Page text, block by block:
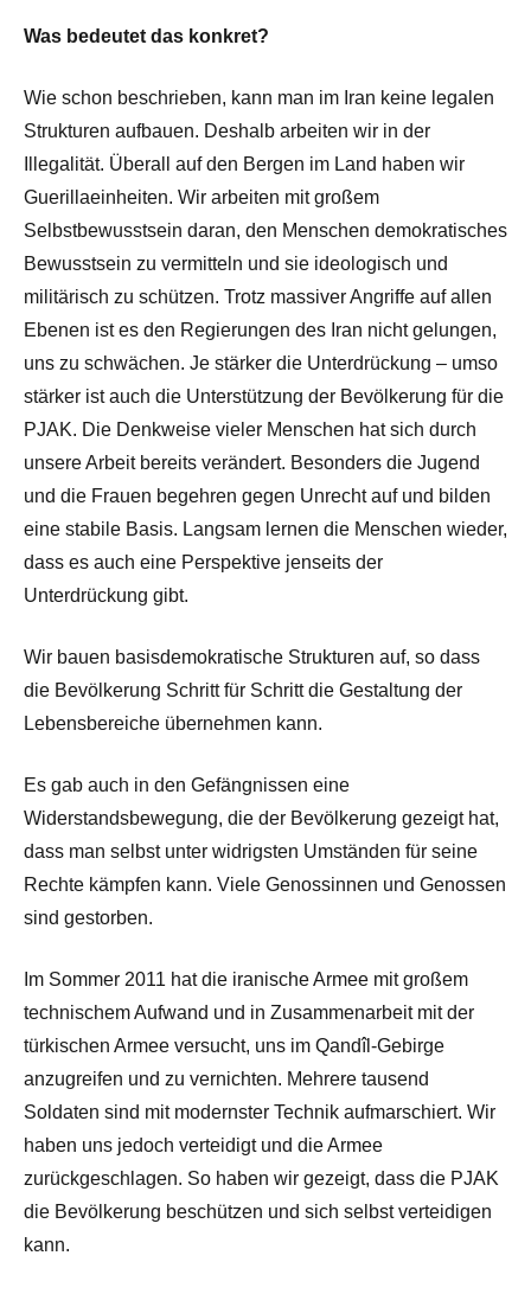
Was bedeutet das konkret?
Wie schon beschrieben, kann man im Iran keine legalen
Strukturen aufbauen. Deshalb arbeiten wir in der
Illegalität. Überall auf den Bergen im Land haben wir
Guerillaeinheiten. Wir arbeiten mit großem
Selbstbewusstsein daran, den Menschen demokratisches
Bewusstsein zu vermitteln und sie ideologisch und
militärisch zu schützen. Trotz massiver Angriffe auf allen
Ebenen ist es den Regierungen des Iran nicht gelungen,
uns zu schwächen. Je stärker die Unterdrückung – umso
stärker ist auch die Unterstützung der Bevölkerung für die
PJAK. Die Denkweise vieler Menschen hat sich durch
unsere Arbeit bereits verändert. Besonders die Jugend
und die Frauen begehren gegen Unrecht auf und bilden
eine stabile Basis. Langsam lernen die Menschen wieder,
dass es auch eine Perspektive jenseits der
Unterdrückung gibt.
Wir bauen basisdemokratische Strukturen auf, so dass
die Bevölkerung Schritt für Schritt die Gestaltung der
Lebensbereiche übernehmen kann.
Es gab auch in den Gefängnissen eine
Widerstandsbewegung, die der Bevölkerung gezeigt hat,
dass man selbst unter widrigsten Umständen für seine
Rechte kämpfen kann. Viele Genossinnen und Genossen
sind gestorben.
Im Sommer 2011 hat die iranische Armee mit großem
technischem Aufwand und in Zusammenarbeit mit der
türkischen Armee versucht, uns im Qandîl-Gebirge
anzugreifen und zu vernichten. Mehrere tausend
Soldaten sind mit modernster Technik aufmarschiert. Wir
haben uns jedoch verteidigt und die Armee
zurückgeschlagen. So haben wir gezeigt, dass die PJAK
die Bevölkerung beschützen und sich selbst verteidigen
kann.